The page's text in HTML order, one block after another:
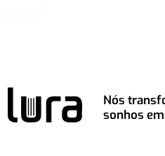
Nós
sonhos